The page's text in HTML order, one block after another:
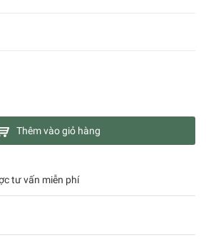
Thêm vào giỏ hàng
tư vấn miễn phí